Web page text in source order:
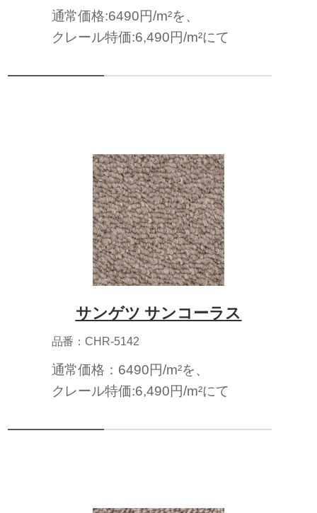
通常価格:6490円/m²を、
クレール特価:6,490円/m²にて
サンゲツ サンコーラス
品番：CHR-5142
通常価格：6490円/m²を、
クレール特価:6,490円/m²にて